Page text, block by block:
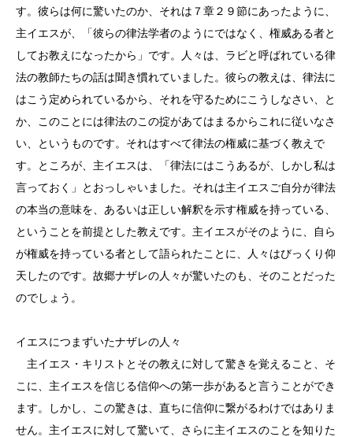
す。彼らは何に驚いたのか、それは７章２９節にあったように、
主イエスが、「彼らの律法学者のようにではなく、権威ある者と
してお教えになったから」です。人々は、ラビと呼ばれている律
法の教師たちの話は聞き慣れていました。彼らの教えは、律法に
はこう定められているから、それを守るためにこうしなさい、と
か、このことには律法のこの掟があてはまるからこれに従いなさ
い、というものです。それはすべて律法の権威に基づく教えで
す。ところが、主イエスは、「律法にはこうあるが、しかし私は
言っておく」とおっしゃいました。それは主イエスご自分が律法
の本当の意味を、あるいは正しい解釈を示す権威を持っている、
ということを前提とした教えです。主イエスがそのように、自ら
が権威を持っている者として語られたことに、人々はびっくり仰
天したのです。故郷ナザレの人々が驚いたのも、そのことだった
のでしょう。
イエスにつまずいたナザレの人々
主イエス・キリストとその教えに対して驚きを覚えること、そ
こに、主イエスを信じる信仰への第一歩があると言うことができ
ます。しかし、この驚きは、直ちに信仰に繋がるわけではありま
せん。主イエスに対して驚いて、さらに主イエスのことを知りた